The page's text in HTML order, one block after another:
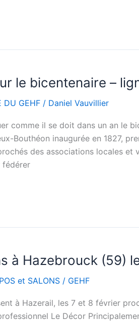
le bicentenaire –
DU GEHF / Daniel Vauvillier
comme il se doit dans un an le
Bouthéon inaugurée en 1827,
des associations locales et
fédérer
à Hazebrouck (59)
et SALONS / GEHF
à Hazerail, les 7 et 8 février
Le Décor